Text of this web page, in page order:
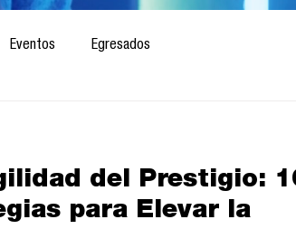
Eventos Egresados
Software del mes Cursos
del Prestigio:
para Elevar la